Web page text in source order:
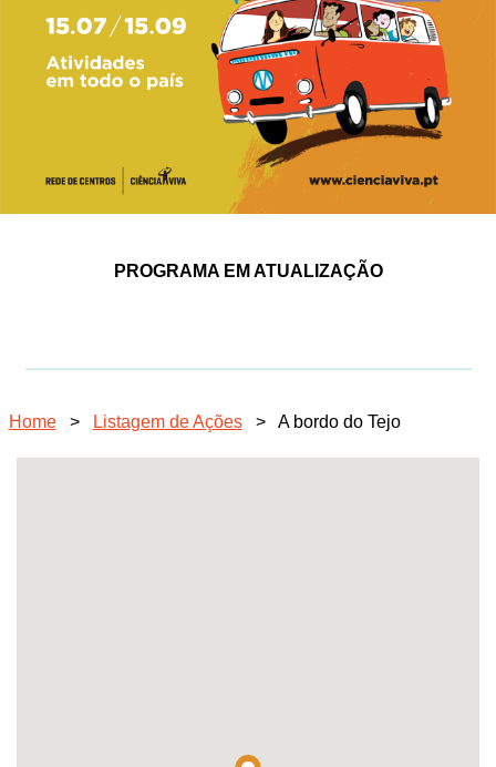
PROGRAMA EM ATUALIZAÇÃO
Home > Listagem de Ações > A bordo do Tejo